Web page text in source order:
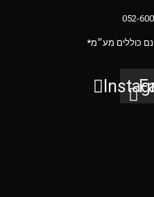
052-
כוללים מע״מ*